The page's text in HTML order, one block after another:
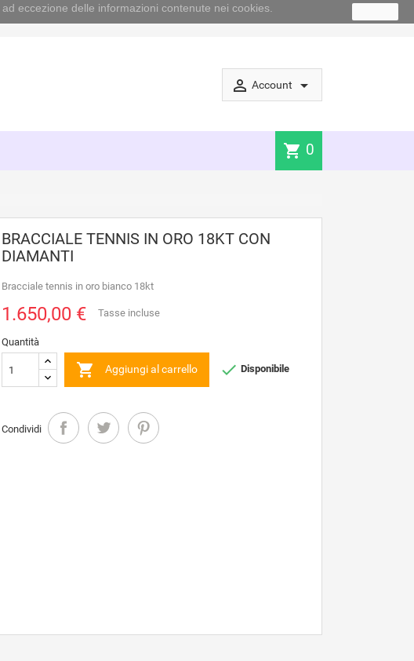
perm_identity Account arrow_drop_down
shopping_cart 0
BRACCIALE TENNIS IN ORO 18KT CON
DIAMANTI
Bracciale tennis in oro bianco 18kt
1.650,00 € Tasse incluse
Quantità
 Aggiungi al carrello  Disponibile
Condividi
eccezione delle informazioni contenute nei cookies.